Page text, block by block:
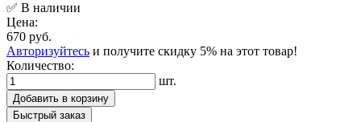
✅ В наличии
Цена:
670 руб.
Авторизуйтесь и получите скидку 5% на этот товар!
Количество:
шт.
Добавить в корзину
Быстрый заказ